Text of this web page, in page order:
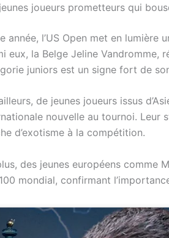
joueurs prometteurs qui
année, l’US Open met en
eux, la Belge Jeline Vandromme,
juniors est un signe fort de
de jeunes joueurs issus
nouvelle au tournoi. Leur
d’exotisme à la compétition.
des jeunes européens comme
mondial, confirmant